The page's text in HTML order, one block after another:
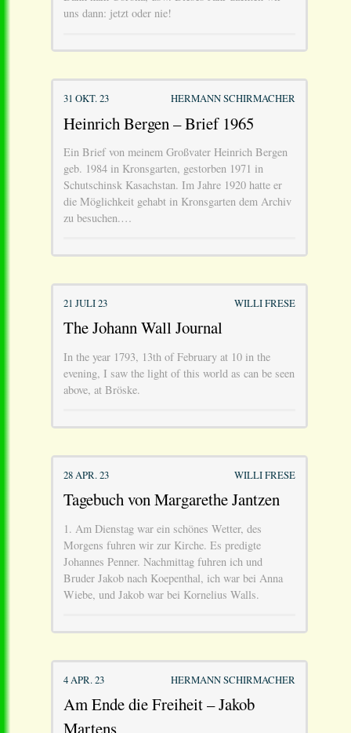
uns dann: jetzt oder nie!
31 OKT. 23 HERMANN SCHIRMACHER
Heinrich Bergen – Brief 1965
Ein Brief von meinem Großvater Heinrich Bergen
geb. 1984 in Kronsgarten, gestorben 1971 in
Schutschinsk Kasachstan. Im Jahre 1920 hatte er
die Möglichkeit gehabt in Kronsgarten dem Archiv
zu besuchen.…
21 JULI 23 WILLI FRESE
The Johann Wall Journal
In the year 1793, 13th of February at 10 in the
evening, I saw the light of this world as can be seen
above, at Bröske.
28 APR. 23 WILLI FRESE
Tagebuch von Margarethe Jantzen
1. Am Dienstag war ein schönes Wetter, des
Morgens fuhren wir zur Kirche. Es predigte
Johannes Penner. Nachmittag fuhren ich und
Bruder Jakob nach Koepenthal, ich war bei Anna
Wiebe, und Jakob war bei Kornelius Walls.
4 APR. 23 HERMANN SCHIRMACHER
Am Ende die Freiheit – Jakob
Martens